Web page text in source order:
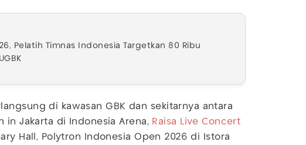
Pelatih Timnas Indonesia Targetkan 80 Ribu
di kawasan GBK dan sekitarnya antara
in Jakarta di Indonesia Arena, Raisa Live Concert
Hall, Polytron Indonesia Open 2026 di Istora